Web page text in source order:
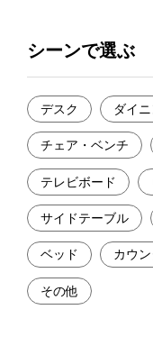
シーンで選ぶ
デスク ダイ
チェア・ベンチ
テレビボード
サイドテーブル
ベッド カウ
その他